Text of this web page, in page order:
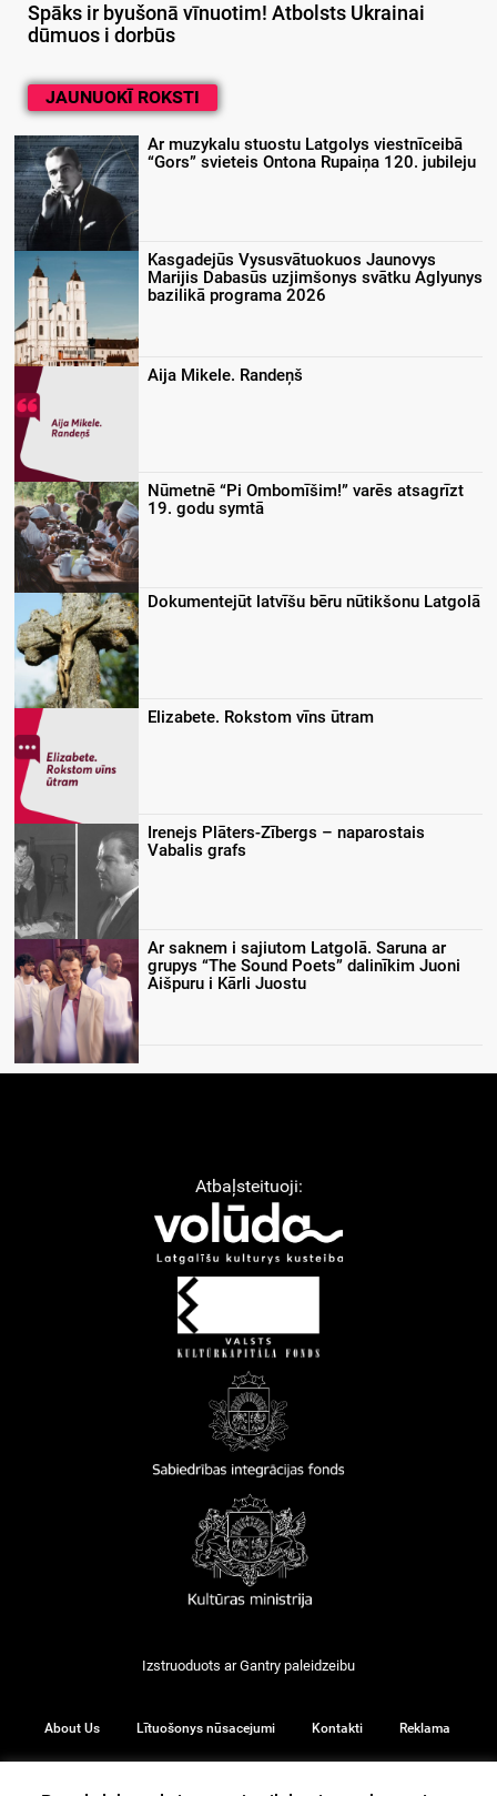
Spāks ir byušonā vīnuotim! Atbolsts Ukrainai
dūmuos i dorbūs
JAUNUOKĪ ROKSTI
Ar muzykalu stuostu Latgolys viestnīceibā
“Gors” svieteis Ontona Rupaiņa 120. jubileju
Kasgadejūs Vysusvātuokuos Jaunovys
Marijis Dabasūs uzjimšonys svātku Aglyunys
bazilikā programa 2026
Aija Mikele. Randeņš
Nūmetnē “Pi Ombomīšim!” varēs atsagrīzt
19. godu symtā
Dokumentejūt latvīšu bēru nūtikšonu Latgolā
Elizabete. Rokstom vīns ūtram
Irenejs Plāters-Zībergs – naparostais
Vabalis grafs
Ar saknem i sajiutom Latgolā. Saruna ar
grupys “The Sound Poets” dalinīkim Juoni
Aišpuru i Kārli Juostu
Atbaļsteituoji:
Izstruoduots arGantry paleidzeibu
About Us Lītuošonys nūsacejumi Kontakti Reklama